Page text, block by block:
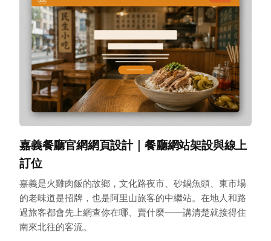
嘉義餐廳官網網頁設計｜餐廳網站架設與線上
訂位
嘉義是火雞肉飯的故鄉，文化路夜市、砂鍋魚頭、東市場
的老味道是招牌，也是阿里山旅客的中繼站。在地人和路
過旅客都會先上網查你在哪、賣什麼——講清楚就接得住
南來北往的客流。